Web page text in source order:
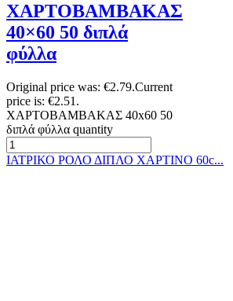
ΧΑΡΤΟΒΑΜΒΑΚΑΣ
40×60 50 διπλά
φύλλα
Original price was: €2.79.Current
price is: €2.51.
ΧΑΡΤΟΒΑΜΒΑΚΑΣ 40x60 50
διπλά φύλλα quantity
ΙΑΤΡΙΚΟ ΡΟΛΟ ΔΙΠΛΟ ΧΑΡΤΙΝΟ 60c...